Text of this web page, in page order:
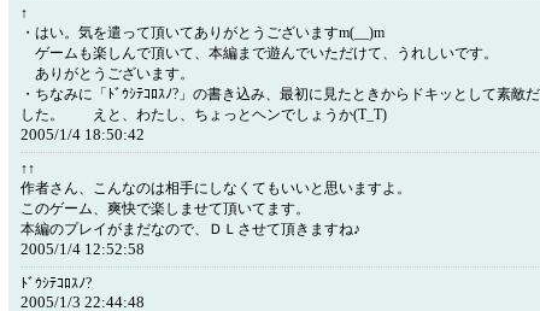
↑
・はい。気を遣って頂いてありがとうございますm(__)m
ゲームも楽しんで頂いて、本編まで遊んでいただけて、うれしいです。
ありがとうございます。
・ちなみに「ﾄﾞｳｼﾃｺﾛｽﾉ?」の書き込み、最初に見たときからドキッとして素敵
した。 えと、わたし、ちょっとヘンでしょうか(T_T)
2005/1/4 18:50:42
↑↑
作者さん、こんなのは相手にしなくてもいいと思いますよ。
このゲーム、爽快で楽しませて頂いてます。
本編のプレイがまだなので、ＤＬさせて頂きますね♪
2005/1/4 12:52:58
ﾄﾞｳｼﾃｺﾛｽﾉ?
2005/1/3 22:44:48